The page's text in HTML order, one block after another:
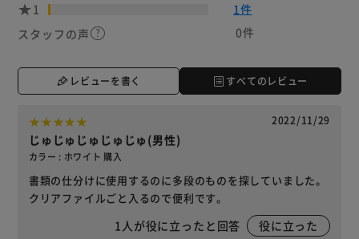
1
1件
スタッフの声
0件
レビューを書く すべてのレビュー
2022/11/29
じゅじゅじゅじゅじゅ(男性)
カラー : ホワイト 購入
書類の仕分けに使用するのに多段のものを探していました。
クリアファイルごと入るので便利です。
1 人が役に立ったと回答 役に立った